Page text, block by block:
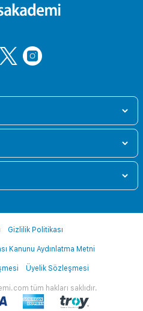
tüm hakları saklıdır.
Gizlilik Politikası
Kanunu Aydınlatma Metni
Üyelik Sözleşmesi